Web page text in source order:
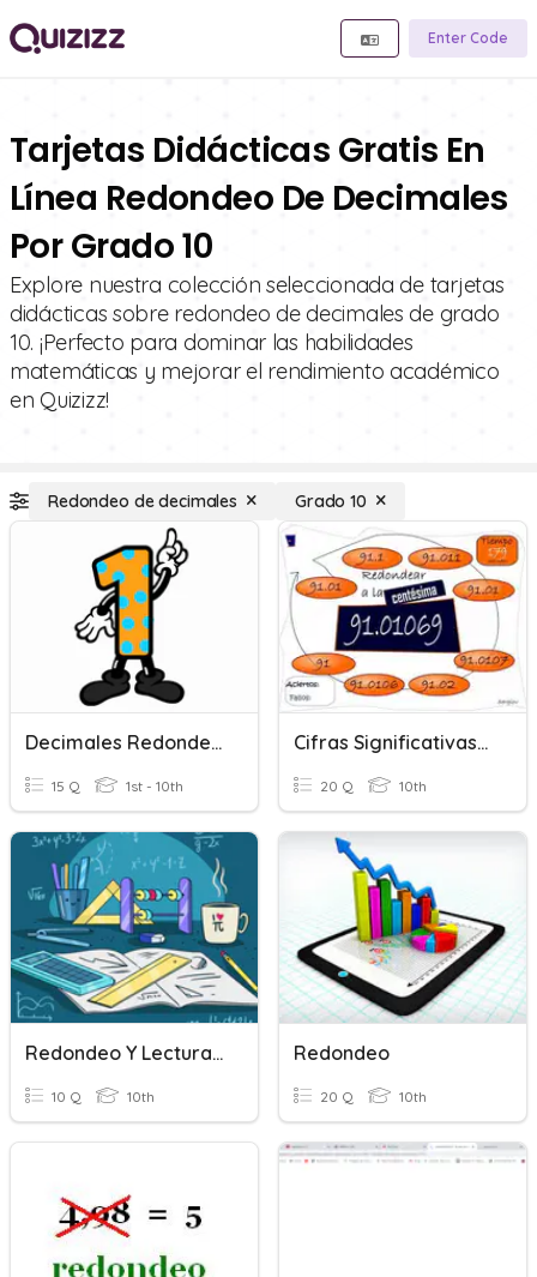
Enter Code
Tarjetas Didácticas Gratis En
Línea Redondeo De Decimales
Por Grado 10
Explore nuestra colección seleccionada de tarjetas
didácticas sobre redondeo de decimales de grado
10. ¡Perfecto para dominar las habilidades
matemáticas y mejorar el rendimiento académico
en Quizizz!
Redondeo de decimales Grado 10
Decimales Redondeo 5º
15 Q 1st - 10th
Cifras Significativas-Redondeo
20 Q 10th
Redondeo Y Lectura De Decimales
10 Q 10th
Redondeo
20 Q 10th